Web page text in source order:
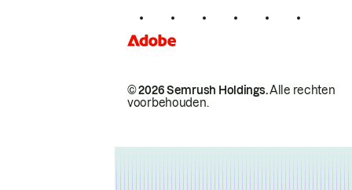
© 2026 Semrush Holdings.Alle rechten
voorbehouden.